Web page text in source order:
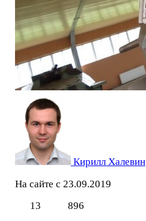
Кирилл Халевин
На сайте с 23.09.2019
13
896